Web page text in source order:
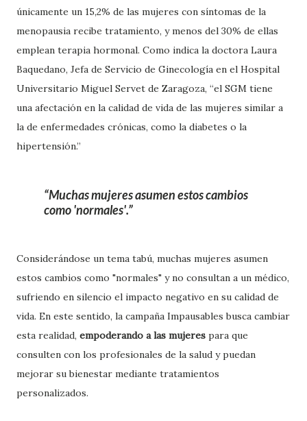
únicamente un 15,2% de las mujeres con síntomas de la
menopausia recibe tratamiento, y menos del 30% de ellas
emplean terapia hormonal. Como indica la doctora Laura
Baquedano, Jefa de Servicio de Ginecología en el Hospital
Universitario Miguel Servet de Zaragoza, “el SGM tiene
una afectación en la calidad de vida de las mujeres similar a
la de enfermedades crónicas, como la diabetes o la
hipertensión.”
Muchas mujeres asumen estos cambios
como 'normales'.
Considerándose un tema tabú, muchas mujeres asumen
estos cambios como "normales" y no consultan a un médico,
sufriendo en silencio el impacto negativo en su calidad de
vida. En este sentido, la campaña Impausables busca cambiar
esta realidad, empoderando a las mujeres para que
consulten con los profesionales de la salud y puedan
mejorar su bienestar mediante tratamientos
personalizados.